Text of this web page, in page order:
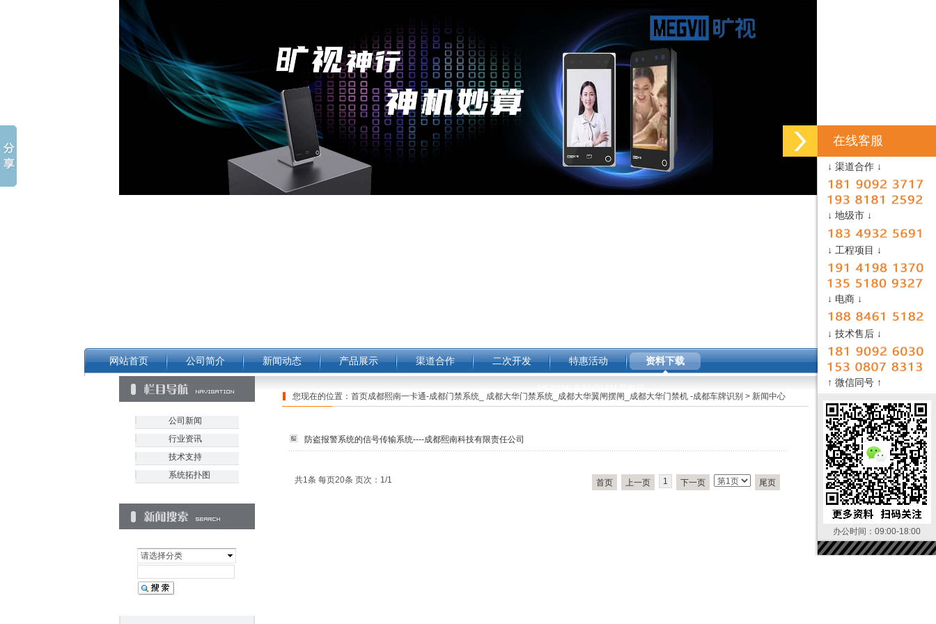
在线客服
↓ 渠道合作 ↓
↓ 地级市 ↓
↓ 工程项目 ↓
↓ 电商 ↓
↓ 技术售后 ↓
↑ 微信同号 ↑
办公时间：09:00-18:00
网站首页 公司简介 新闻动态 产品展示 渠道合作 二次开发 特惠活动 资料下载
公司新闻
行业资讯
技术支持
系统拓扑图
请选择分类
防盗报警系统的信号传输系统----成都熙南科技有限责任公司
共1条 每页20条 页次：1/1 首页 上一页 1 下一页 尾页
您现在的位置： 首页成都熙南一卡通-成都门禁系统_ 成都大华门禁系统_成都大华翼闸摆闸_成都大华门禁机 -成都车牌识别 > 新闻中心